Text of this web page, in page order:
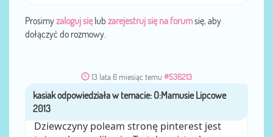
Prosimyzaloguj sięlub zarejestruj się na forumsię, aby
dołączyć do rozmowy.
13 lata 6 miesiąc temu #536213
przezkasiak
Dziewczyny poleam stronę pinterest jest